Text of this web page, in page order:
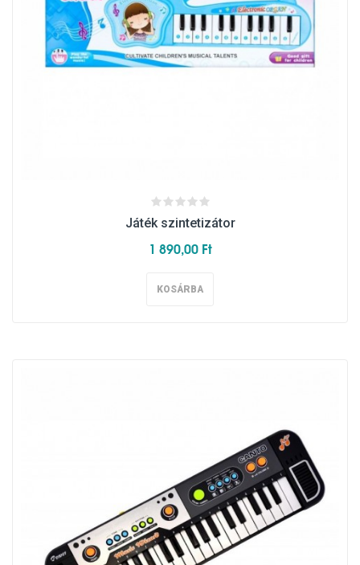
Játék szintetizátor
1 890,00 Ft
KOSÁRBA